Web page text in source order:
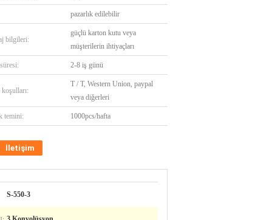
pazarlık edilebilir
bilgileri:
güçlü karton kutu veya
müşterilerin ihtiyaçları
2-8 iş günü
T / T, Western Union, paypal
veya diğerleri
temini: 1000pcs/hafta
İletişim
S-550-3